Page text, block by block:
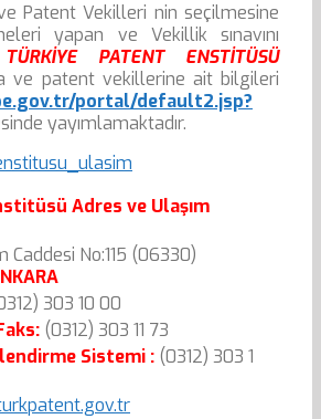
Patent Vekilleri nin seçilmesine
yapan ve Vekillik sınavını
TÜRKİYE PATENT ENSTİTÜSÜ
ve patent vekillerine ait bilgileri
portal/default2.jsp?
yayımlamaktadır.
Adres ve Ulaşım
Caddesi No:115 (06330)
303 10 00
(0312) 303 11 73
Sistemi : (0312) 303 1